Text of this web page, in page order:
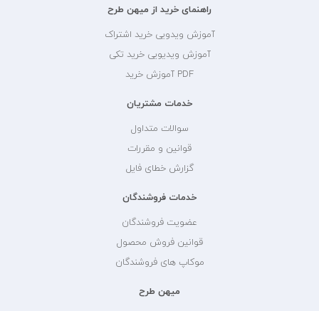
راهنمای خرید از میهن طرح
آموزش ویدویی خرید اشتراک
آموزش ویدیویی خرید تکی
PDF آموزش خرید
خدمات مشتریان
سوالات متداول
قوانین و مقررات
گزارش خطای فایل
خدمات فروشندگان
عضویت فروشندگان
قوانین فروش محصول
موکاپ های فروشندگان
میهن طرح